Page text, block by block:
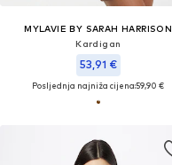
MYLAVIE BY SARAH HARRISON
Kardigan
53,91 €
Posljednja najniža cijena:59,90 €